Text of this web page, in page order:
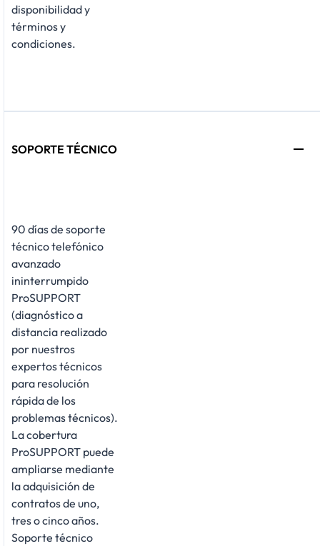
disponibilidad y
términos y
condiciones.
SOPORTE TÉCNICO
90 días de soporte
técnico telefónico
avanzado
ininterrumpido
ProSUPPORT
(diagnóstico a
distancia realizado
por nuestros
expertos técnicos
para resolución
rápida de los
problemas técnicos).
La cobertura
ProSUPPORT puede
ampliarse mediante
la adquisición de
contratos de uno,
tres o cinco años.
Soporte técnico